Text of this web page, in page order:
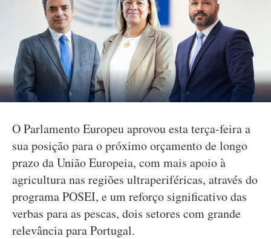
O Parlamento Europeu aprovou esta terça-feira a
sua posição para o próximo orçamento de longo
prazo da União Europeia, com mais apoio à
agricultura nas regiões ultraperiféricas, através do
programa POSEI, e um reforço significativo das
verbas para as pescas, dois setores com grande
relevância para Portugal.